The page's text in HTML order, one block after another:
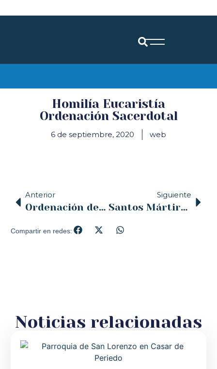
Homilía Eucaristía
Ordenación Sacerdotal
6 de septiembre, 2020 web
Anterior
Ordenación de dos sacerdotes en la catedral de Santander, este domingo a las 17:00 horas
Siguiente
Santos Mártires Emeterio y Celedonio en plena pandemia del Covid19
Compartir en redes:
Noticias relacionadas